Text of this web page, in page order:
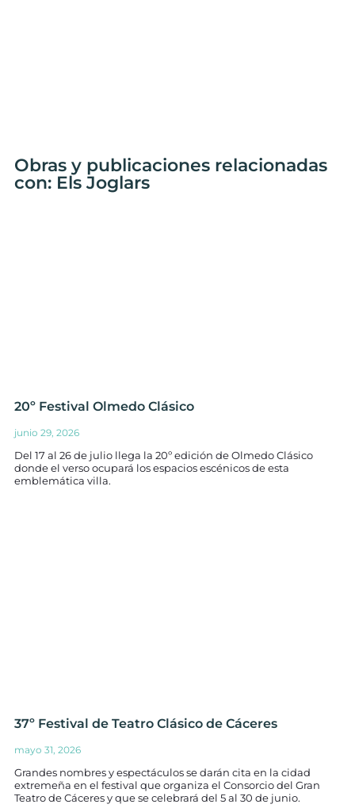
Obras y publicaciones relacionadas
con: Els Joglars
20º Festival Olmedo Clásico
junio 29, 2026
Del 17 al 26 de julio llega la 20º edición de Olmedo Clásico
donde el verso ocupará los espacios escénicos de esta
emblemática villa.
37º Festival de Teatro Clásico de Cáceres
mayo 31, 2026
Grandes nombres y espectáculos se darán cita en la cidad
extremeña en el festival que organiza el Consorcio del Gran
Teatro de Cáceres y que se celebrará del 5 al 30 de junio.